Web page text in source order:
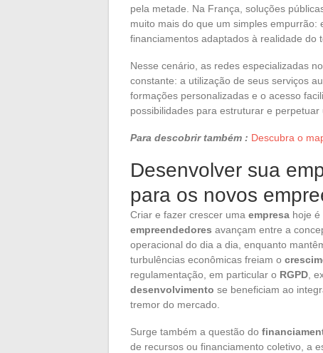
pela metade. Na França, soluções
muito mais do que um simples
financiamentos adaptados à realidade do
Nesse cenário, as redes especializadas
constante: a utilização de seus serviços
formações personalizadas e o acesso
possibilidades para estruturar e
Para descobrir também : Descubra o
Desenvolver sua
para os novos
Criar e fazer crescer uma empresa hoje
empreendedores avançam entre a
operacional do dia a dia, enquanto
turbulências econômicas freiam o
regulamentação, em particular o RGPD ,
desenvolvimento se beneficiam ao
tremor do mercado.
Surge também a questão do
de recursos ou financiamento coletivo, a